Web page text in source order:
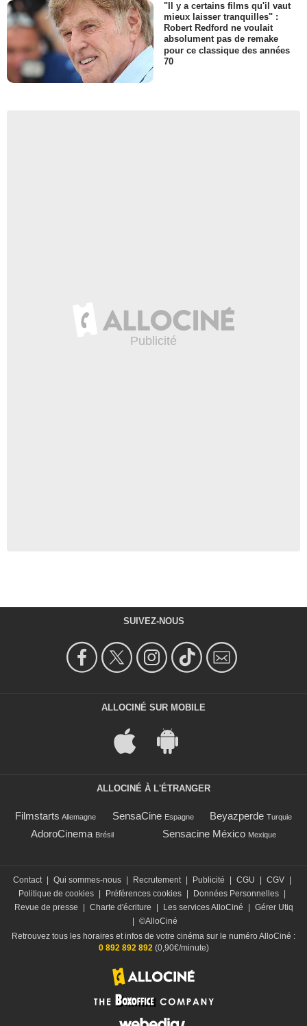
"Il y a certains films qu'il vaut
mieux laisser tranquilles" :
Robert Redford ne voulait
absolument pas de remake
pour ce classique des années
70
SUIVEZ-NOUS
ALLOCINÉ SUR MOBILE
ALLOCINÉ À L'ÉTRANGER
Filmstarts Allemagne SensaCine Espagne Beyazperde Turquie
AdoroCinema Brésil Sensacine México Mexique
Contact | Qui sommes-nous | Recrutement | Publicité | CGU | CGV |
Politique de cookies | Préférences cookies | Données Personnelles |
Revue de presse
| Charte d'écriture | Les services AlloCiné | Gérer Utiq
| ©AlloCiné
Retrouvez tous les horaires et infos de votre cinéma sur le numéro AlloCiné :
0 892 892 892 (0,90€/minute)